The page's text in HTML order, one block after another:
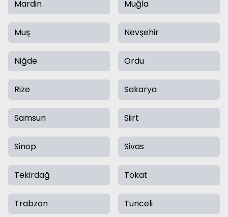
Mardin Muğla
Muş Nevşehir
Niğde Ordu
Rize Sakarya
Samsun Siirt
Sinop Sivas
Tekirdağ Tokat
Trabzon Tunceli